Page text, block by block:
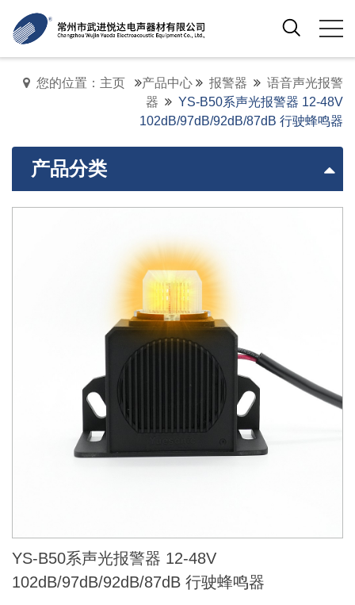
您的位置：主页 产品中心 报警器
语音声光报警
器
YS-B50系声光报警器 12-48V
102dB/97dB/92dB/87dB 行驶蜂鸣器
产品分类
YS-B50系声光报警器 12-48V
102dB/97dB/92dB/87dB 行驶蜂鸣器